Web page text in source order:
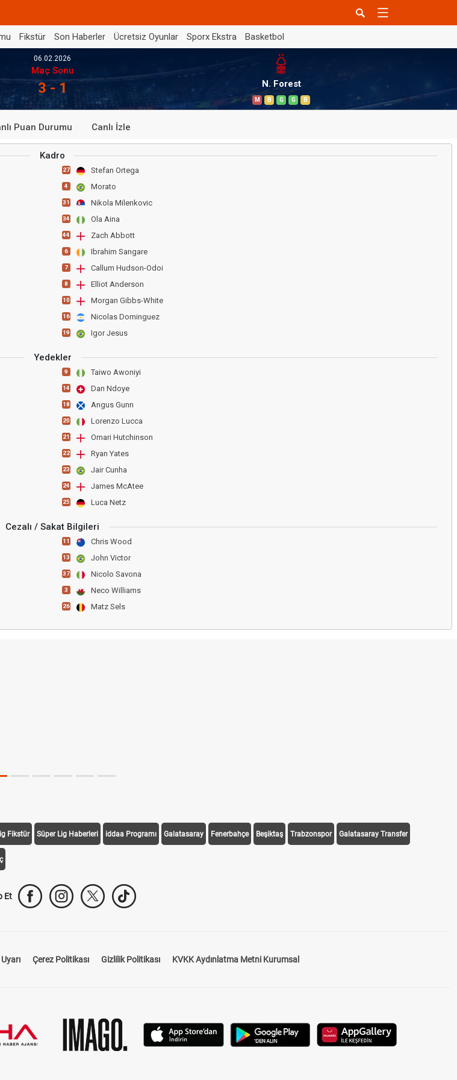
Fikstür Son Haberler Ücretsiz Oyunlar Sporx Ekstra Basketbol
06.02.2026
Maç Sonu
3 - 1 N. Forest
M B G G B
Puan Durumu Canlı İzle
Kadro
27 Stefan Ortega
4 Morato
31 Nikola Milenkovic
34 Ola Aina
44 Zach Abbott
6 Ibrahim Sangare
7 Callum Hudson-Odoi
8 Elliot Anderson
10 Morgan Gibbs-White
16 Nicolas Dominguez
19 Igor Jesus
Yedekler
9 Taiwo Awoniyi
14 Dan Ndoye
18 Angus Gunn
20 Lorenzo Lucca
21 Omari Hutchinson
22 Ryan Yates
23 Jair Cunha
24 James McAtee
25 Luca Netz
Cezalı / Sakat Bilgileri
11 Chris Wood
13 John Victor
37 Nicolo Savona
3 Neco Williams
26 Matz Sels
Fikstür Süper Lig Haberleri iddaa Programı Galatasaray Fenerbahçe Beşiktaş Trabzonspor Galatasaray Transfer
Et
Çerez Politikası Gizlilik Politikası KVKK Aydınlatma Metni Kurumsal